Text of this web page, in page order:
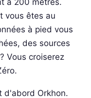
à 200 mètres.
vous êtes au
à pied vous
des sources
Vous croiserez
d'abord Orkhon.